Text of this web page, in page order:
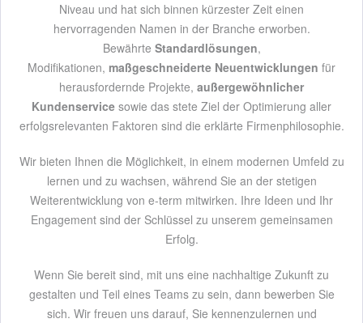
Niveau und hat sich binnen kürzester Zeit einen
hervorragenden Namen in der Branche erworben.
Bewährte Standardlösungen,
Modifikationen, maßgeschneiderte Neuentwicklungen für
herausfordernde Projekte, außergewöhnlicher
Kundenservice sowie das stete Ziel der Optimierung aller
erfolgsrelevanten Faktoren sind die erklärte Firmenphilosophie.
Wir bieten Ihnen die Möglichkeit, in einem modernen Umfeld zu
lernen und zu wachsen, während Sie an der stetigen
Weiterentwicklung von e-term mitwirken. Ihre Ideen und Ihr
Engagement sind der Schlüssel zu unserem gemeinsamen
Erfolg.
Wenn Sie bereit sind, mit uns eine nachhaltige Zukunft zu
gestalten und Teil eines Teams zu sein, dann bewerben Sie
sich. Wir freuen uns darauf, Sie kennenzulernen und